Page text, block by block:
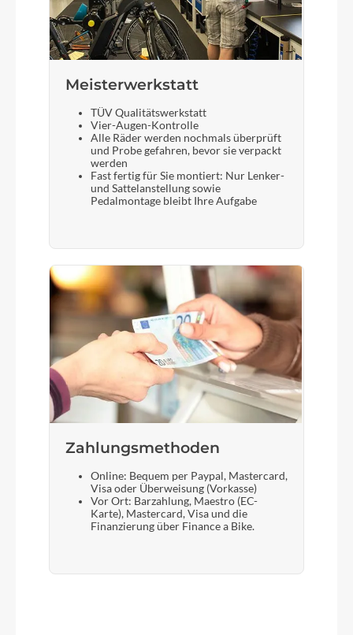
Meisterwerkstatt
TÜV Qualitätswerkstatt
Vier-Augen-Kontrolle
Alle Räder werden nochmals überprüft
und Probe gefahren, bevor sie verpackt
werden
Fast fertig für Sie montiert: Nur Lenker-
und Sattelanstellung sowie
Pedalmontage bleibt Ihre Aufgabe
Zahlungsmethoden
Online: Bequem per Paypal, Mastercard,
Visa oder Überweisung (Vorkasse)
Vor Ort: Barzahlung, Maestro (EC-
Karte), Mastercard, Visa und die
Finanzierung über Finance a Bike.